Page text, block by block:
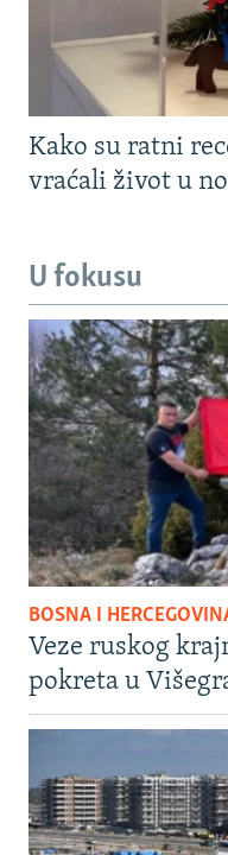
Kako su ratni
vraćali život u
U fokusu
BOSNA I
Veze ruskog
pokreta u